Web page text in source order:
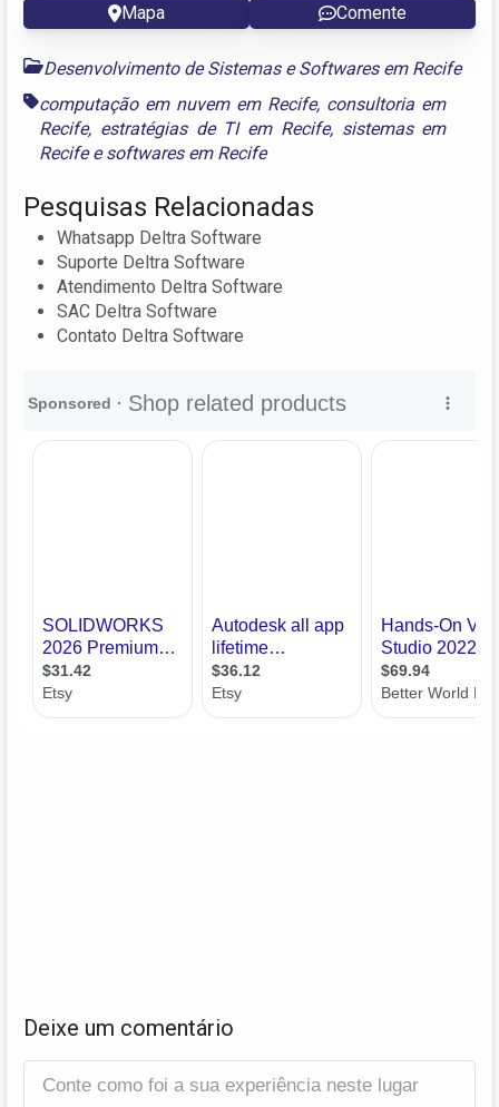
Mapa Comente
Desenvolvimento de Sistemas e Softwares em Recife
computação em nuvem em Recife, consultoria em
Recife, estratégias de TI em Recife, sistemas em
Recifeesoftwares em Recife
Pesquisas Relacionadas
Whatsapp Deltra Software
Suporte Deltra Software
Atendimento Deltra Software
SAC Deltra Software
Contato Deltra Software
Deixe um comentário